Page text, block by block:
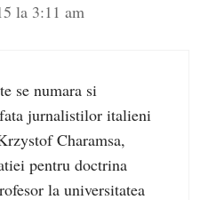
la 3:11 am
se numara si
jurnalistilor italieni
Charamsa,
pentru doctrina
la universitatea